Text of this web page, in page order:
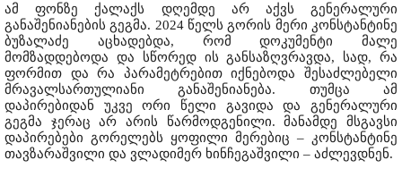
ამ ფონზე ქალაქს დღემდე არ აქვს გენერალური
განაშენიანების გეგმა. 2024 წელს გორის მერი კონსტანტინე
ბუზალაძე აცხადებდა, რომ დოკუმენტი მალე
მომზადდებოდა და სწორედ ის განსაზღვრავდა, სად, რა
ფორმით და რა პარამეტრებით იქნებოდა შესაძლებელი
მრავალსართულიანი განაშენიანება. თუმცა ამ
დაპირებიდან უკვე ორი წელი გავიდა და გენერალური
გეგმა ჯერაც არ არის წარმოდგენილი. მანამდე მსგავსი
დაპირებები გორელებს ყოფილი მერებიც – კონსტანტინე
თავზარაშვილი და ვლადიმერ ხინჩეგაშვილი – აძლევდნენ.